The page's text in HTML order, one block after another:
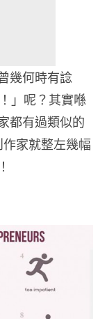
幾何時有諗
」呢？其實喺
都有過類似的
家就整左幾幅